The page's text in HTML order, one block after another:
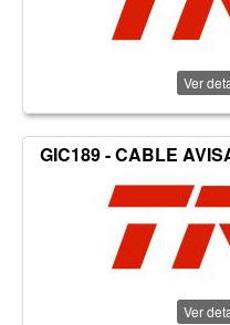
Ver
GIC189 - CABLE
Ver